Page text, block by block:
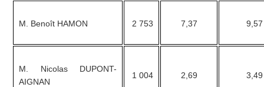
M. Benoît HAMON 2 753 7,37 9,57
M. Nicolas DUPONT-
AIGNAN
1 004 2,69 3,49